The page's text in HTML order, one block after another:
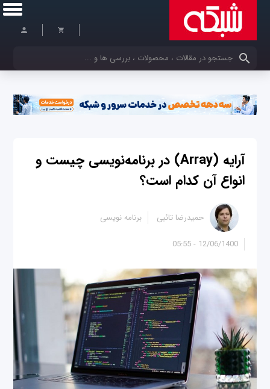
کلمات کلیدی خود را وارد کنید
آرایه‌ (Array) در برنامه‌نویسی چیست و
انواع آن کدام است؟
12/06/1400 - 05:55
حمیدرضا تائبی برنامه نویسی